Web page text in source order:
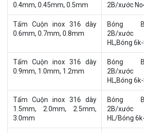
0.4mm, 0.45mm, 0.5mm
2B/xước
Tấm Cuộn inox 316 dày
0.6mm, 0.7mm, 0.8mm
Bóng
2B/xước
HL,Bóng
Tấm Cuộn inox 316 dày
0.9mm, 1.0mm, 1.2mm
Bóng
2B/xước
HL,Bóng
Tấm Cuộn inox 316 dày
1.5mm, 2.0mm, 2.5mm,
3.0mm
Bóng
2B/xước
HL/Bóng